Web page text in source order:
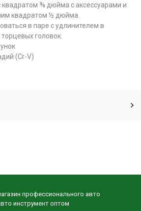
квадратом ⅜ дюйма с аксессуарами и
квадратом ½ дюйма.
в паре с удлинителем в
головок.
(Cr-V)
профессионального авто
инструмент оптом